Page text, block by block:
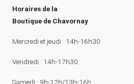
Horaires de la
Boutique de Chavornay
Mercredi et jeudi : 14h-16h30
Vendredi : 14h-17h30
Samedi : 9h-12h/13h-16h